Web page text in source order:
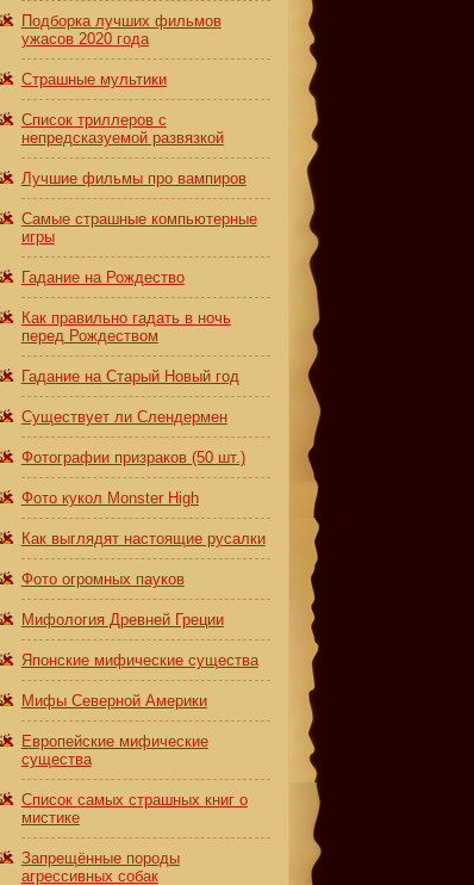
Подборка лучших фильмов
ужасов 2020 года
Страшные мультики
Список триллеров с
непредсказуемой развязкой
Лучшие фильмы про вампиров
Самые страшные компьютерные
игры
Гадание на Рождество
Как правильно гадать в ночь
перед Рождеством
Гадание на Старый Новый год
Существует ли Слендермен
Фотографии призраков (50 шт.)
Фото кукол Monster High
Как выглядят настоящие русалки
Фото огромных пауков
Мифология Древней Греции
Японские мифические существа
Мифы Северной Америки
Европейские мифические
существа
Список самых страшных книг о
мистике
Запрещённые породы
агрессивных собак